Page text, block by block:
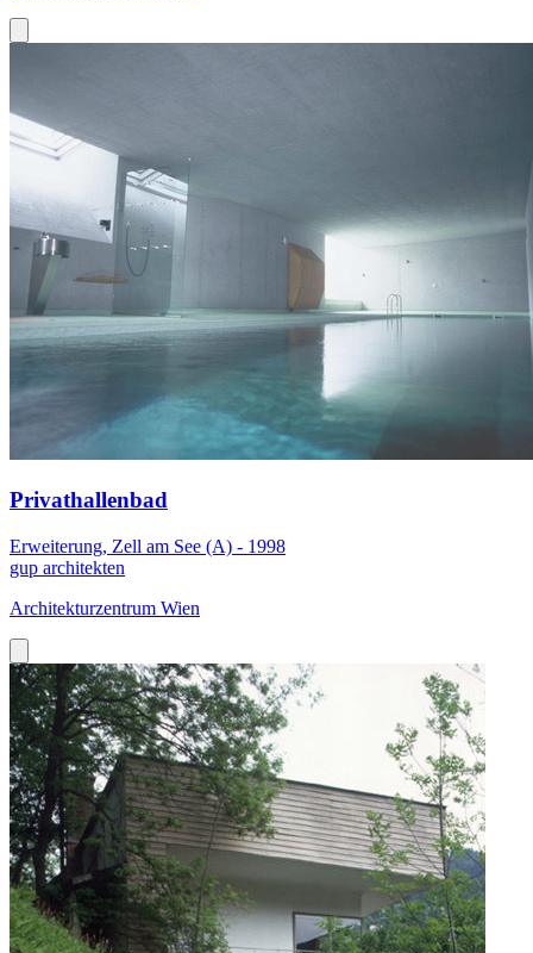
Privathallenbad
Erweiterung, Zell am See (A) - 1998
gup architekten
Architekturzentrum Wien